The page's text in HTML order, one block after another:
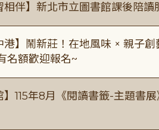
相伴】新北市立圖書館課後陪讀
港】鬧新莊！在地風味 × 親子
名額歡迎報名~
】115年8月《閱讀書籤-主題書